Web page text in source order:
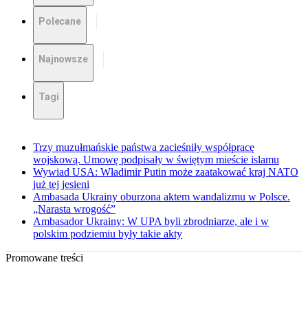
Polecane
Najnowsze
Tagi
Trzy muzułmańskie państwa zacieśniły współpracę
wojskową. Umowę podpisały w świętym mieście islamu
Wywiad USA: Władimir Putin może zaatakować kraj NATO
już tej jesieni
Ambasada Ukrainy oburzona aktem wandalizmu w Polsce.
„Narasta wrogość”
Ambasador Ukrainy: W UPA byli zbrodniarze, ale i w
polskim podziemiu były takie akty
Promowane treści